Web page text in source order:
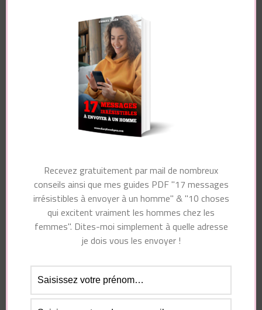
Il Est Très Intéressé
Mais Maladroit : Les
Signes à Reconnaître
Vous pourriez également aimer...
Laisser un commentaire
Votre adresse e-mail ne sera pas publiée.Les
champs obligatoires sont indiqués avec
Commentaire
Recevez gratuitement par mail de nombreux
conseils ainsi que mes guides PDF "17 messages
irrésistibles à envoyer à un homme" & "10 choses
qui excitent vraiment les hommes chez les
femmes". Dites-moi simplement à quelle adresse
je dois vous les envoyer !